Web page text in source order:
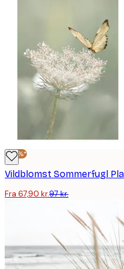
-30%*
Fra 67,90 kr.97 kr.